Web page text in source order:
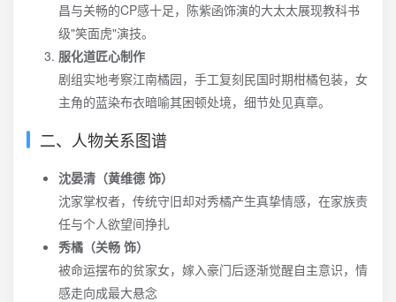
昌与关畅的CP感十足，陈紫函饰演的大太太展现教科书
级"笑面虎"演技。
服化道匠心制作
剧组实地考察江南橘园，手工复刻民国时期柑橘包装，女
主角的蓝染布衣暗喻其困顿处境，细节处见真章。
二、人物关系图谱
沈晏清（黄维德 饰）
沈家掌权者，传统守旧却对秀橘产生真挚情感，在家族责
任与个人欲望间挣扎
秀橘（关畅 饰）
被命运摆布的贫家女，嫁入豪门后逐渐觉醒自主意识，情
感走向成最大悬念